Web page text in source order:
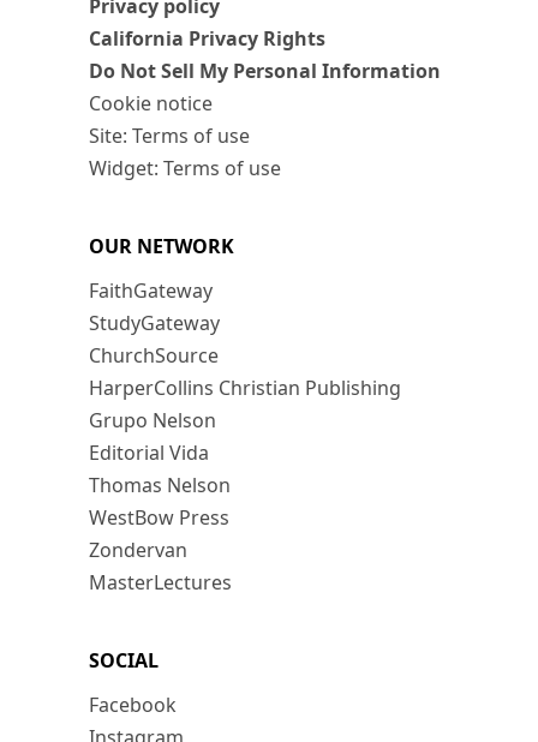
Privacy policy
California Privacy Rights
Do Not Sell My Personal Information
Cookie notice
Site: Terms of use
Widget: Terms of use
OUR NETWORK
FaithGateway
StudyGateway
ChurchSource
HarperCollins Christian Publishing
Grupo Nelson
Editorial Vida
Thomas Nelson
WestBow Press
Zondervan
MasterLectures
SOCIAL
Facebook